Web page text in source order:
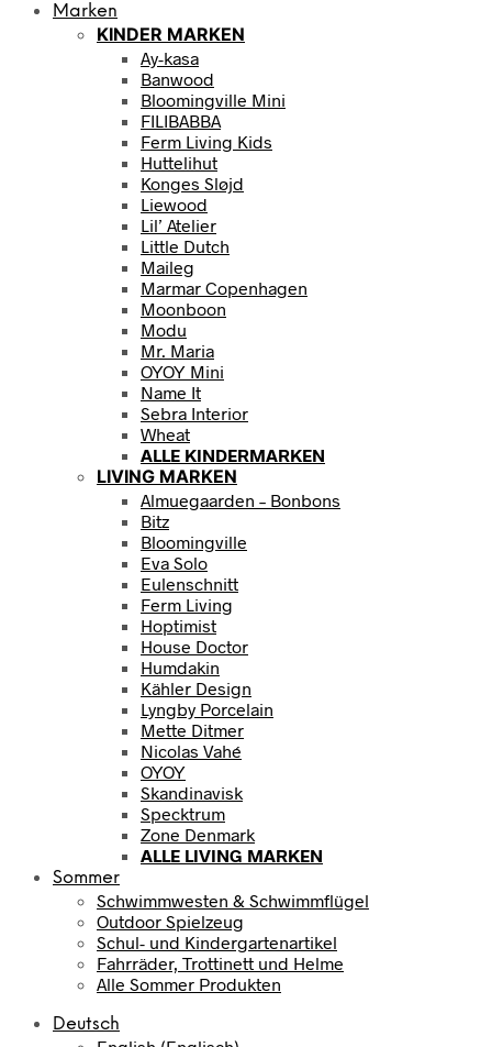
Marken
KINDER MARKEN
Ay-kasa
Banwood
Bloomingville Mini
FILIBABBA
Ferm Living Kids
Huttelihut
Konges Sløjd
Liewood
Lil’ Atelier
Little Dutch
Maileg
Marmar Copenhagen
Moonboon
Modu
Mr. Maria
OYOY Mini
Name It
Sebra Interior
Wheat
ALLE KINDERMARKEN
LIVING MARKEN
Almuegaarden – Bonbons
Bitz
Bloomingville
Eva Solo
Eulenschnitt
Ferm Living
Hoptimist
House Doctor
Humdakin
Kähler Design
Lyngby Porcelain
Mette Ditmer
Nicolas Vahé
OYOY
Skandinavisk
Specktrum
Zone Denmark
ALLE LIVING MARKEN
Sommer
Schwimmwesten & Schwimmflügel
Outdoor Spielzeug
Schul- und Kindergartenartikel
Fahrräder, Trottinett und Helme
Alle Sommer Produkten
Deutsch